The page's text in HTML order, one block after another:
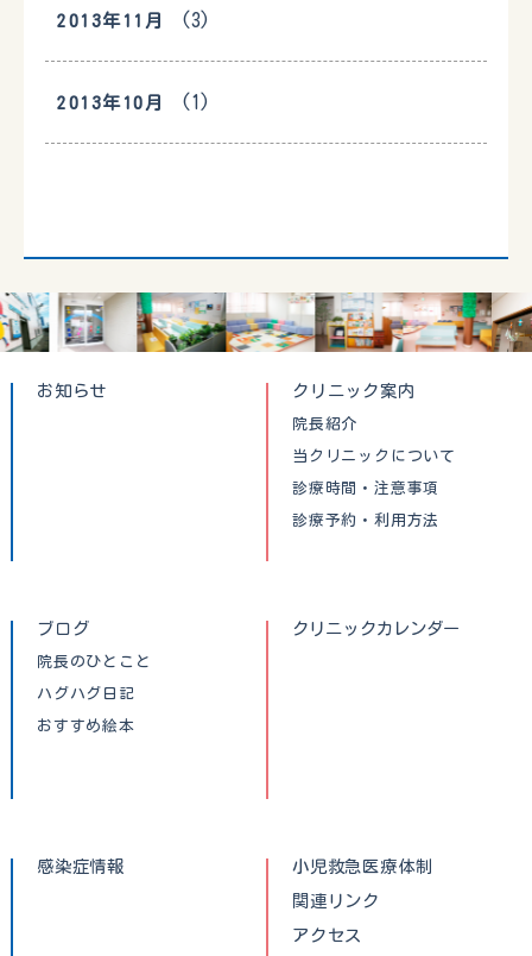
2013年11月 (3)
2013年10月 (1)
お知らせ クリニック案内
院長紹介
当クリニックについて
診療時間・注意事項
診療予約・利用方法
ブログ
院長のひとこと
ハグハグ日記
おすすめ絵本
クリニックカレンダー
感染症情報
小児救急医療体制
関連リンク
アクセス